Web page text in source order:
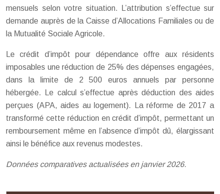
mensuels selon votre situation. L’attribution s’effectue sur
demande auprès de la Caisse d’Allocations Familiales ou de
la Mutualité Sociale Agricole.
Le crédit d’impôt pour dépendance offre aux résidents
imposables une réduction de 25% des dépenses engagées,
dans la limite de 2 500 euros annuels par personne
hébergée. Le calcul s’effectue après déduction des aides
perçues (APA, aides au logement). La réforme de 2017 a
transformé cette réduction en crédit d’impôt, permettant un
remboursement même en l’absence d’impôt dû, élargissant
ainsi le bénéfice aux revenus modestes.
Données comparatives actualisées en janvier 2026.